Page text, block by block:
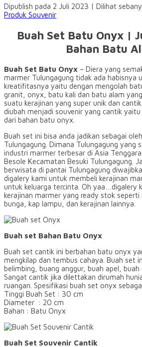
Dipublish pada 2 Juli 2023 | Dilihat
Produk Souvenir
Buah Set Batu Onyx |
Bahan Batu
Buah Set Batu Onyx – Diera yang
marmer Tulungagung tidak ada habisnya
kreatifitasnya yaitu dengan mengolah
granit, onyx, batu kali dan batu alam
suatu kerajinan yang super unik dan
diubah menjadi souvenir yang cantik
dari bahan batu onyx.
Buah set ini bisa anda jadikan sebagai
Tulungagung. Dimana Tulungagung yang
industri marmer terbesar di Asia
Besole Kecamatan Besuki Tulungagung.
berwisata di pantai Tulungagung
digalery kami untuk membeli kerajinan
untuk keluarga tercinta. Oh yaa…digalery
kerajinan marmer yang ready stok
bunga, kap lampu, dan kerajinan lainnya.
Buah set Bahan Batu Onyx
Buah set cantik ini berbahan batu onyx
mengkilap dan tembus cahaya. Buah set
belimbing, buang anggur, buah apel, buah
Sangat cantik jika dilettakan dirumah
ruangan. Spesifikasi buah set onyx
Tinggi Buah Set : 30 cm
Diameter : 20 cm
Bahan : Batu Onyx
Buah Set Souvenir Cantik